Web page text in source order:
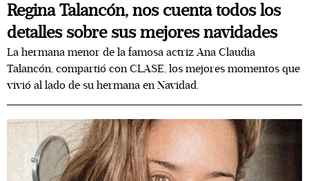
Regina Talancón, nos cuenta todos los
detalles sobre sus mejores navidades
La hermana menor de la famosa actriz Ana Claudia
Talancón, compartió con CLASE, los mejores momentos que
vivió al lado de su hermana en Navidad.